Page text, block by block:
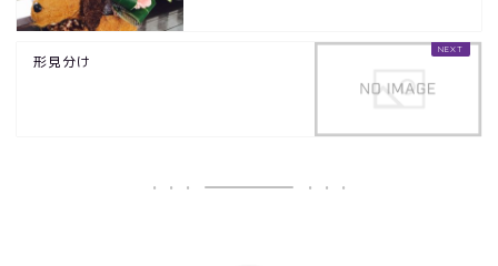
形見分け